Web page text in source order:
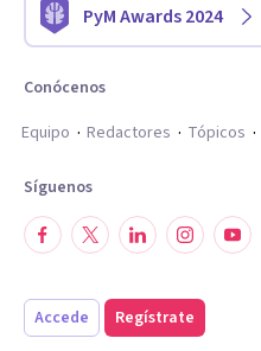
PyM Awards 2024
Conócenos
Equipo
Redactores Tópicos
Síguenos
Accede Regístrate